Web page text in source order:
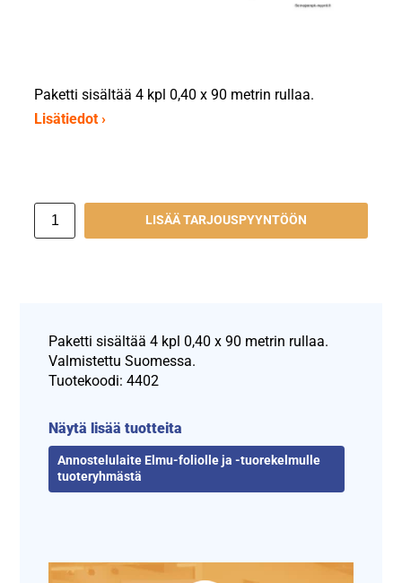
Paketti sisältää 4 kpl 0,40 x 90 metrin rullaa.
Lisätiedot ›
LISÄÄ TARJOUSPYYNTÖÖN
Paketti sisältää 4 kpl 0,40 x 90 metrin rullaa.
Valmistettu Suomessa.
Tuotekoodi: 4402
Näytä lisää tuotteita
Annostelulaite Elmu-foliolle ja -tuorekelmulle
tuoteryhmästä